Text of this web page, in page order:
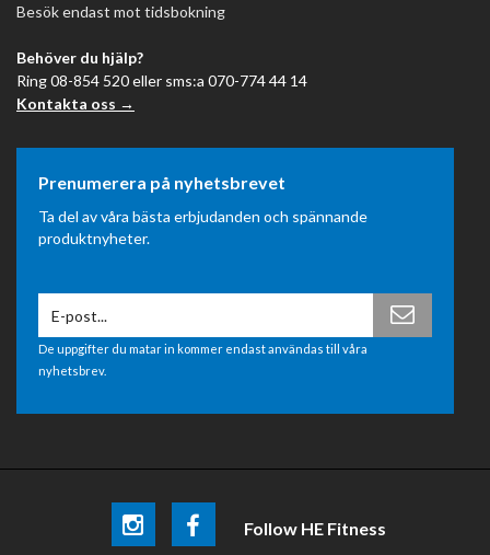
Besök endast mot tidsbokning
Behöver du hjälp?
Ring 08-854 520 eller sms:a 070-774 44 14
Kontakta oss →
Prenumerera på nyhetsbrevet
Ta del av våra bästa erbjudanden och spännande
produktnyheter.
De uppgifter du matar in kommer endast användas till våra
nyhetsbrev.
Follow HE Fitness